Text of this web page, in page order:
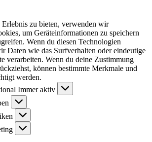
zu bieten, verwenden wir
um Geräteinformationen zu speichern
Wenn du diesen Technologien
Daten wie das Surfverhalten oder eindeutige
verarbeiten. Wenn du deine Zustimmung
können bestimmte Merkmale und
werden.
Immer aktiv